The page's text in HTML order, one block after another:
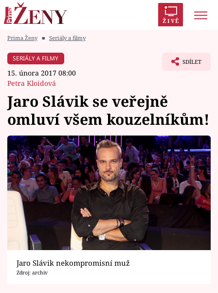
ŽIVĚ
Módní alarm
Témata
Celebrity
Vztahy
Seriály
Horoskopy
Sledujte prima+
Filmový festival Karlovy Vary
Prima Ženy ■ Seriály a filmy
SERIÁLY A FILMY
15. února 2017 08:00
Petra Kloidová
SDÍLET
Jaro Slávik se veřejně
omluví všem kouzelníkům!
Jaro Slávik nekompromisní muž
Zdroj: archiv